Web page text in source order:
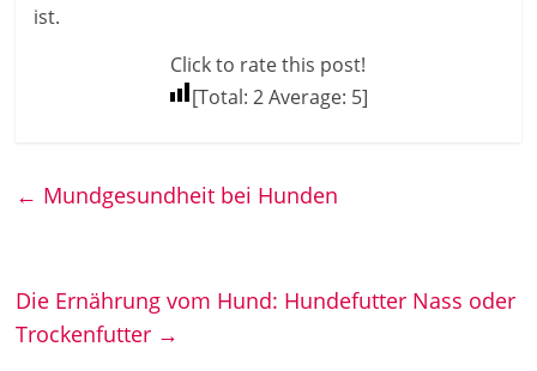
ist.
Click to rate this post!
[Total:2Average: 5]
← Mundgesundheit bei Hunden
Die Ernährung vom Hund: Hundefutter Nass oder
Trockenfutter →